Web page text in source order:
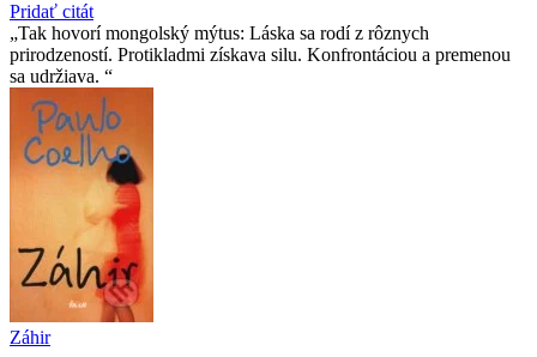
Pridať citát
Tak hovorí mongolský mýtus: Láska sa rodí z rôznych
prirodzeností. Protikladmi získava silu. Konfrontáciou a premenou
sa udržiava.
Záhir